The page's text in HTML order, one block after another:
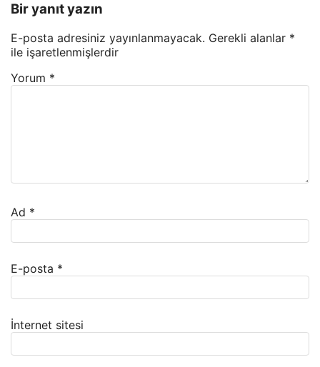
Bir yanıt yazın
E-posta adresiniz yayınlanmayacak. Gerekli alanlar *
ile işaretlenmişlerdir
Yorum *
Ad *
E-posta *
İnternet sitesi